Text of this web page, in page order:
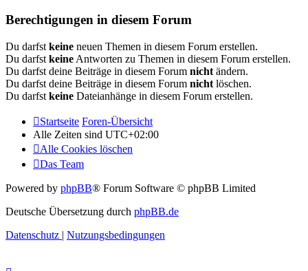
Berechtigungen in diesem Forum
Du darfst keine neuen Themen in diesem Forum erstellen.
Du darfst keine Antworten zu Themen in diesem Forum erstellen.
Du darfst deine Beiträge in diesem Forum nicht ändern.
Du darfst deine Beiträge in diesem Forum nicht löschen.
Du darfst keine Dateianhänge in diesem Forum erstellen.
Startseite Foren-Übersicht
Alle Zeiten sind UTC+02:00
Alle Cookies löschen
Das Team
Powered by phpBB® Forum Software © phpBB Limited
Deutsche Übersetzung durch phpBB.de
Datenschutz | Nutzungsbedingungen